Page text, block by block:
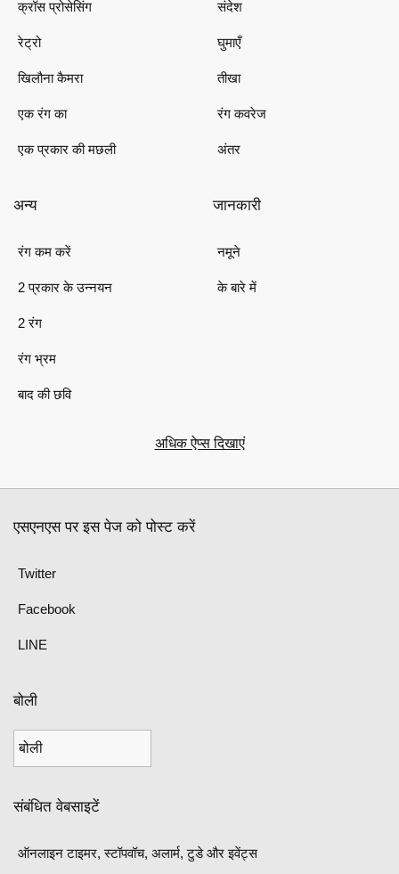
क्रॉस प्रोसेसिंग
रेट्रो
खिलौना कैमरा
एक रंग का
एक प्रकार की मछली
संदेश
घुमाएँ
तीखा
रंग कवरेज
अंतर
अन्य
रंग कम करें
2 प्रकार के उन्नयन
2 रंग
रंग भ्रम
बाद की छवि
जानकारी
नमूने
के बारे में
अधिक ऐप्स दिखाएं
एसएनएस पर इस पेज को पोस्ट करें
Twitter
Facebook
LINE
बोली
संबंधित वेबसाइटें
ऑनलाइन टाइमर, स्टॉपवॉच, अलार्म, टुडे और इवेंट्स